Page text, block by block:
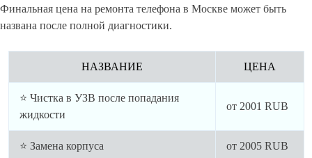
Финальная цена на ремонта телефона в Москве может быть
названа после полной диагностики.
НАЗВАНИЕ ЦЕНА
⭐ Чистка в УЗВ после попадания
жидкости
от 2001 RUB
⭐ Замена корпуса от 2005 RUB